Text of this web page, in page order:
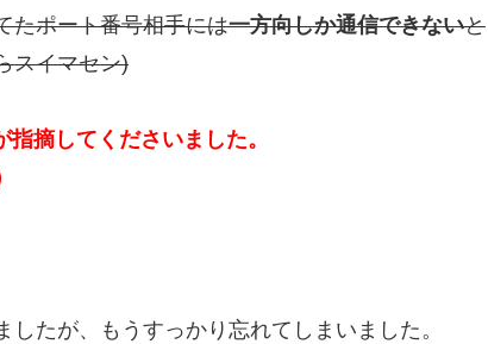
たポート番号相手には一方向しか通信できないと
スイマセン)
摘してくださいました。
たが、もうすっかり忘れてしまいました。